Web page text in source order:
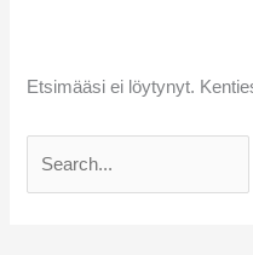
Etsimääsi ei löytynyt.